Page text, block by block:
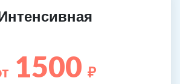
1500 ₽